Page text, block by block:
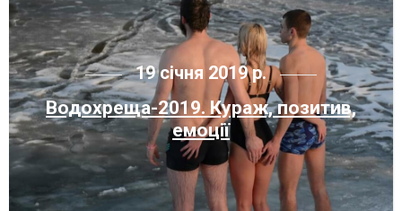
19 січня 2019 р.
Водохреща-2019. Кураж, позитив,
емоції